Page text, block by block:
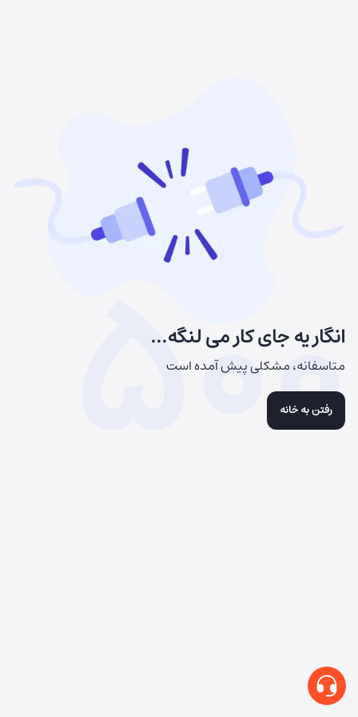
انگار یه جای کار می لنگه...
متاسفانه، مشکلی پیش آمده است
رفتن به خانه
500